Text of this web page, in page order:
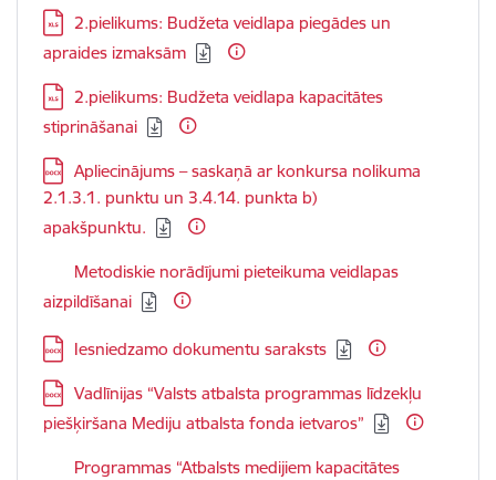
Lejupielādēt:
2.pielikums: Budžeta veidlapa piegādes un
apraides izmaksām
Lejupielādēt:
2.pielikums: Budžeta veidlapa kapacitātes
stiprināšanai
Lejupielādēt:
Apliecinājums – saskaņā ar konkursa nolikuma
2.1.3.1. punktu un 3.4.14. punkta b)
apakšpunktu.
Lejupielādēt:
Metodiskie norādījumi pieteikuma veidlapas
aizpildīšanai
Lejupielādēt:
Iesniedzamo dokumentu saraksts
Lejupielādēt:
Vadlīnijas “Valsts atbalsta programmas līdzekļu
piešķiršana Mediju atbalsta fonda ietvaros”
Lejupielādēt:
Programmas “Atbalsts medijiem kapacitātes